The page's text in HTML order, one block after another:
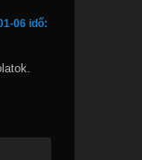
06 idő: